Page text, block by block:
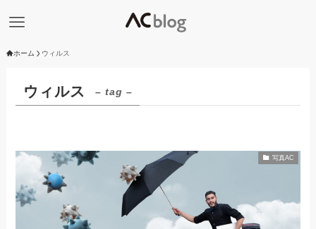
ホーム ウィルス
ウィルス – tag –
写真AC